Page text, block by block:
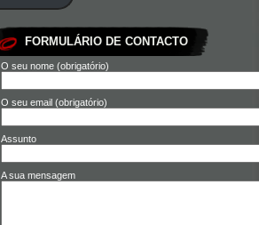
FORMULÁRIO DE CONTACTO
O seu nome (obrigatório)
O seu email (obrigatório)
Assunto
A sua mensagem